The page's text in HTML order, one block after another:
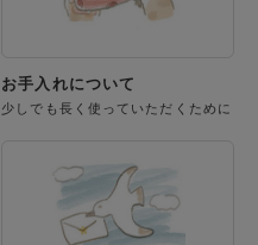
お手入れについて
少しでも長く使っていただくために